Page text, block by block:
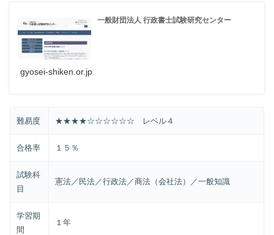
一般財団法人 行政書士試験研究センター
gyosei-shiken.or.jp
難易度 ★★★★☆☆☆☆☆☆ レベル４
合格率 １５％
試験科
目
憲法／民法／行政法／商法（会社法）／一般知識
学習期
間
１年